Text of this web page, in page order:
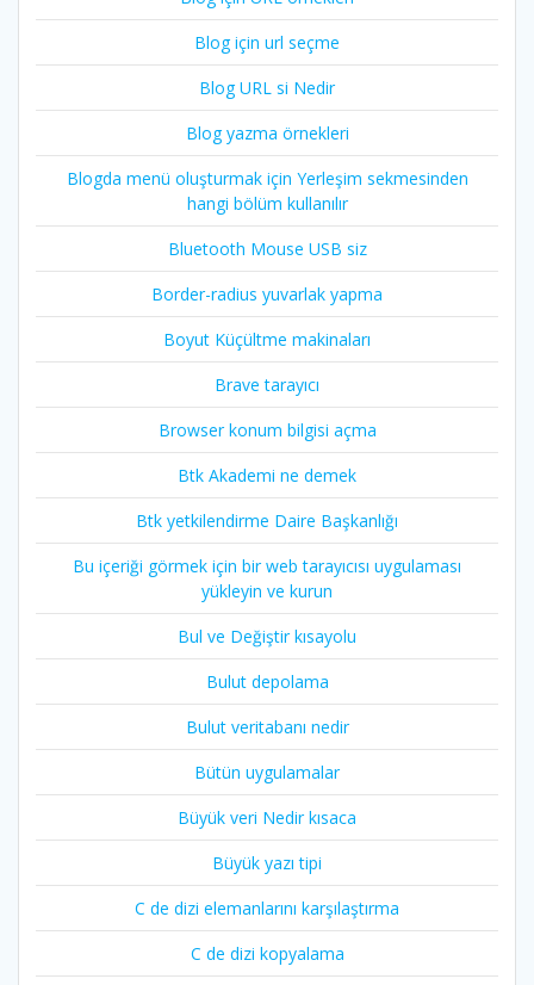
Blog için url seçme
Blog URL si Nedir
Blog yazma örnekleri
Blogda menü oluşturmak için Yerleşim sekmesinden
hangi bölüm kullanılır
Bluetooth Mouse USB siz
Border-radius yuvarlak yapma
Boyut Küçültme makinaları
Brave tarayıcı
Browser konum bilgisi açma
Btk Akademi ne demek
Btk yetkilendirme Daire Başkanlığı
Bu içeriği görmek için bir web tarayıcısı uygulaması
yükleyin ve kurun
Bul ve Değiştir kısayolu
Bulut depolama
Bulut veritabanı nedir
Bütün uygulamalar
Büyük veri Nedir kısaca
Büyük yazı tipi
C de dizi elemanlarını karşılaştırma
C de dizi kopyalama